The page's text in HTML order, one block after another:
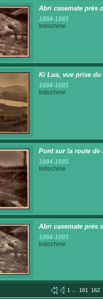
Abri casemate près
1884-1885
Indochine
Ki Lua, vue prise du
1884-1885
Indochine
Pont sur la route de
1884-1885
Indochine
Abri casemate près
1884-1885
Indochine
1 ... 161 162